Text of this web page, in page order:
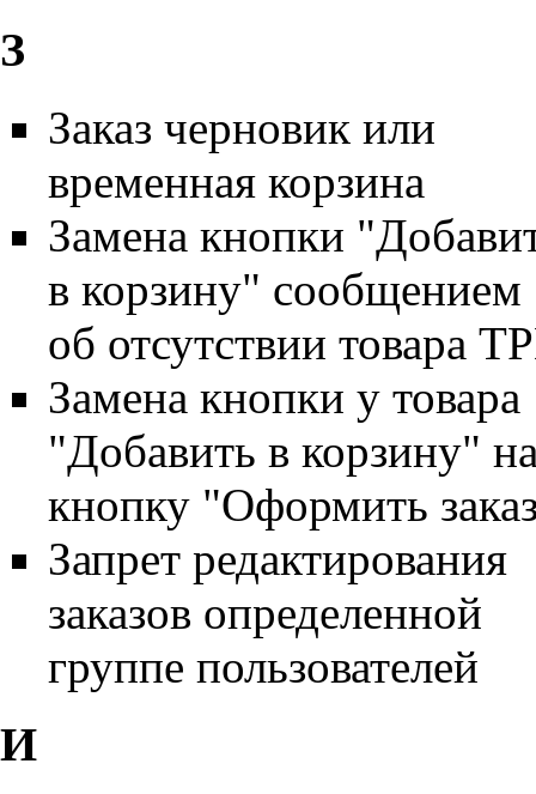
З
Заказ черновик или
временная корзина
Замена кнопки
в корзину" сообщением
об отсутствии товара
Замена кнопки у товара
"Добавить в корзину"
кнопку "Оформить
Запрет редактирования
заказов определенной
группе пользователей
И